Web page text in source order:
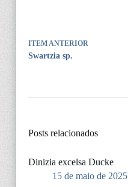
ITEM ANTERIOR
Swartzia sp.
Posts relacionados
Dinizia excelsa Ducke
15 de maio de 2025